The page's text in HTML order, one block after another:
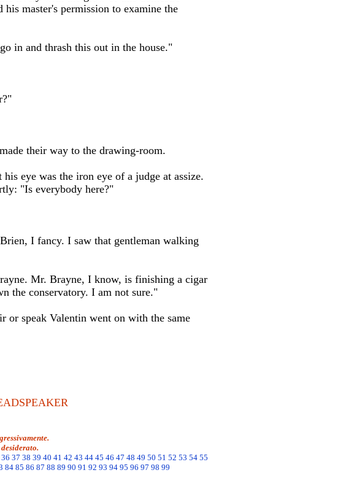
his master's permission to examine the
in and thrash this out in the house."
their way to the drawing-room.
eye was the iron eye of a judge at assize.
"Is everybody here?"
I fancy. I saw that gentleman walking
Mr. Brayne, I know, is finishing a cigar
the conservatory. I am not sure."
or speak Valentin went on with the same
36 37 38 39 40 41 42 43 44 45 46 47 48 49 50 51 52 53 54 55
84 85 86 87 88 89 90 91 92 93 94 95 96 97 98 99